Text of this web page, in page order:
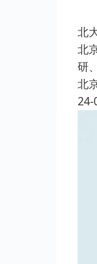
北
北
研
北
24-